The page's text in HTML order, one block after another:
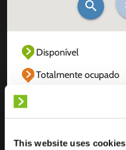
This website uses cookies
Disponível
Totalmente ocupado